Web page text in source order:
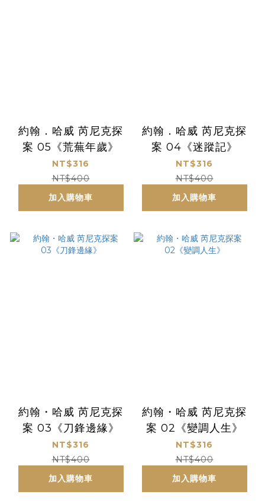
約翰．哈威 芮尼克探
案 05《荒蕪年歲》
NT$316
NT$400
加入購物車
約翰．哈威 芮尼克探
案 04《迷蹤記》
NT$316
NT$400
加入購物車
約翰・哈威 芮尼克探
案 03《刀鋒邊緣》
NT$316
NT$400
加入購物車
約翰・哈威 芮尼克探
案 02《變調人生》
NT$316
NT$400
加入購物車